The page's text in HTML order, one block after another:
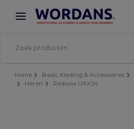
× Wordans-app
Betere prijzen in de app!
Home Basic Kleding & Accessoires
Heren
Radsow UXX04